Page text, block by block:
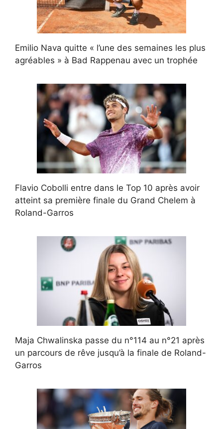
Emilio Nava quitte « l’une des semaines les plus
agréables » à Bad Rappenau avec un trophée
Flavio Cobolli entre dans le Top 10 après avoir
atteint sa première finale du Grand Chelem à
Roland-Garros
Maja Chwalinska passe du n°114 au n°21 après
un parcours de rêve jusqu’à la finale de Roland-
Garros